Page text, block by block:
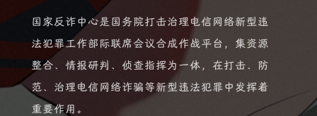
国家反诈中心是国务院打击治理电信网络新型违
法犯罪工作部际联席会议合成作战平台，集资源
整合、情报研判、侦查指挥为一体，在打击、防
范、治理电信网络诈骗等新型违法犯罪中发挥着
重要作用。